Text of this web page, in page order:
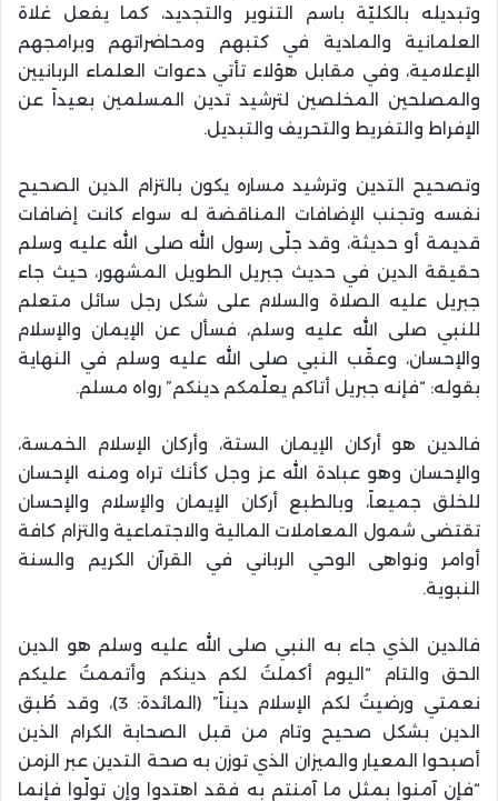
وتبديله بالكليّة باسم التنوير والتجديد، كما يفعل غلاة
العلمانية والمادية في كتبهم ومحاضراتهم وبرامجهم
الإعلامية، وفي مقابل هؤلاء تأتي دعوات العلماء الربانيين
والمصلحين المخلصين لترشيد تدين المسلمين بعيداً عن
الإفراط والتفريط والتحريف والتبديل.
وتصحيح التدين وترشيد مساره يكون بالتزام الدين الصحيح
نفسه وتجنب الإضافات المناقضة له سواء كانت إضافات
قديمة أو حديثة، وقد جلّى رسول الله صلى الله عليه وسلم
حقيقة الدين في حديث جبريل الطويل المشهور، حيث جاء
جبريل عليه الصلاة والسلام على شكل رجل سائل متعلم
للنبي صلى الله عليه وسلم، فسأل عن الإيمان والإسلام
والإحسان، وعقّب النبي صلى الله عليه وسلم في النهاية
بقوله: “فإنه جبريل أتاكم يعلّمكم دينكم” رواه مسلم.
فالدين هو أركان الإيمان الستة، وأركان الإسلام الخمسة،
والإحسان وهو عبادة الله عز وجل كأنك تراه ومنه الإحسان
للخلق جميعاً، وبالطبع أركان الإيمان والإسلام والإحسان
تقتضى شمول المعاملات المالية والاجتماعية والتزام كافة
أوامر ونواهى الوحي الرباني في القرآن الكريم والسنة
النبوية.
فالدين الذي جاء به النبي صلى الله عليه وسلم هو الدين
الحق والتام “اليوم أكملتُ لكم دينكم وأتممتُ عليكم
نعمتي ورضيتُ لكم الإسلام ديناً” (المائدة: 3)، وقد طُبق
الدين بشكل صحيح وتام من قبل الصحابة الكرام الذين
أصبحوا المعيار والميزان الذي توزن به صحة التدين عبر الزمن
“فإن آمنوا بمثل ما آمنتم به فقد اهتدوا وإن تولّوا فإنما